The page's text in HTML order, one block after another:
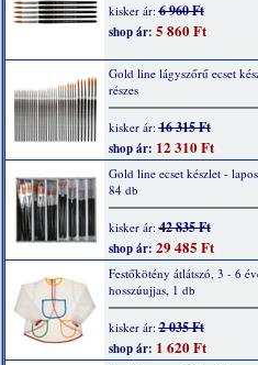
kisker ár:6 960 Ft
shop ár: 5 860 Ft
Gold line lágyszőrű ecset
részes
kisker ár:16 315 Ft
shop ár: 12 310 Ft
Gold line ecset készlet -
84 db
kisker ár:42 835 Ft
shop ár: 29 485 Ft
Festőkötény átlátszó, 3 - 6
hosszúujjas, 1 db
kisker ár:2 035 Ft
shop ár: 1 620 Ft